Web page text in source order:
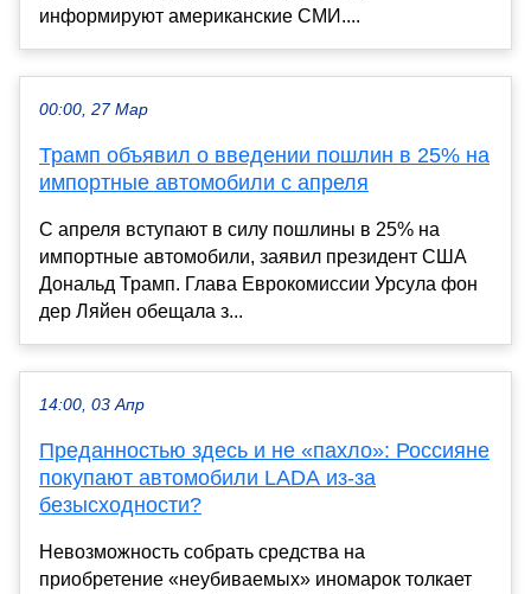
информируют американские СМИ....
00:00, 27 Мар
Трамп объявил о введении пошлин в 25% на
импортные автомобили с апреля
С апреля вступают в силу пошлины в 25% на
импортные автомобили, заявил президент США
Дональд Трамп. Глава Еврокомиссии Урсула фон
дер Ляйен обещала з...
14:00, 03 Апр
Преданностью здесь и не «пахло»: Россияне
покупают автомобили LADA из-за
безысходности?
Невозможность собрать средства на
приобретение «неубиваемых» иномарок толкает